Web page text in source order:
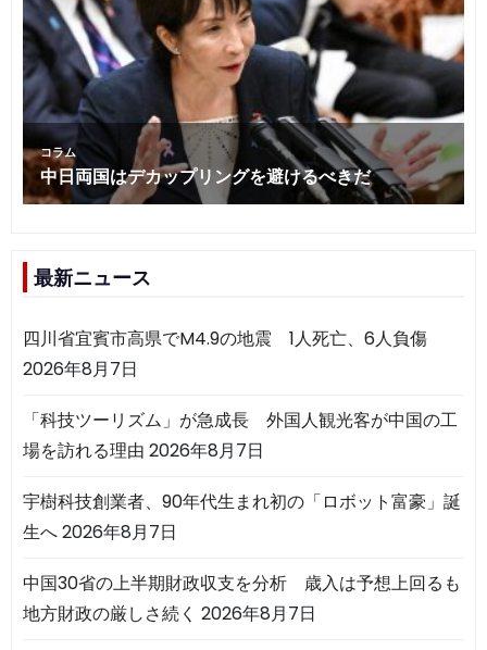
最新ニュース
四川省宜賓市高県でM4.9の地震 1人死亡、6人負傷
2026年8月7日
「科技ツーリズム」が急成長 外国人観光客が中国の工
場を訪れる理由 2026年8月7日
宇樹科技創業者、90年代生まれ初の「ロボット富豪」誕
生へ2026年8月7日
中国30省の上半期財政収支を分析 歳入は予想上回るも
地方財政の厳しさ続く 2026年8月7日